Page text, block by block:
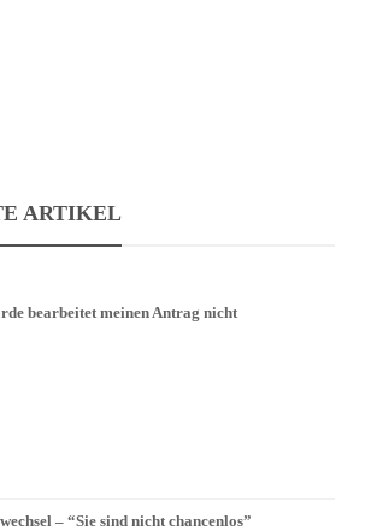
ARTIKEL
bearbeitet meinen Antrag nicht
– “Sie sind nicht chancenlos”